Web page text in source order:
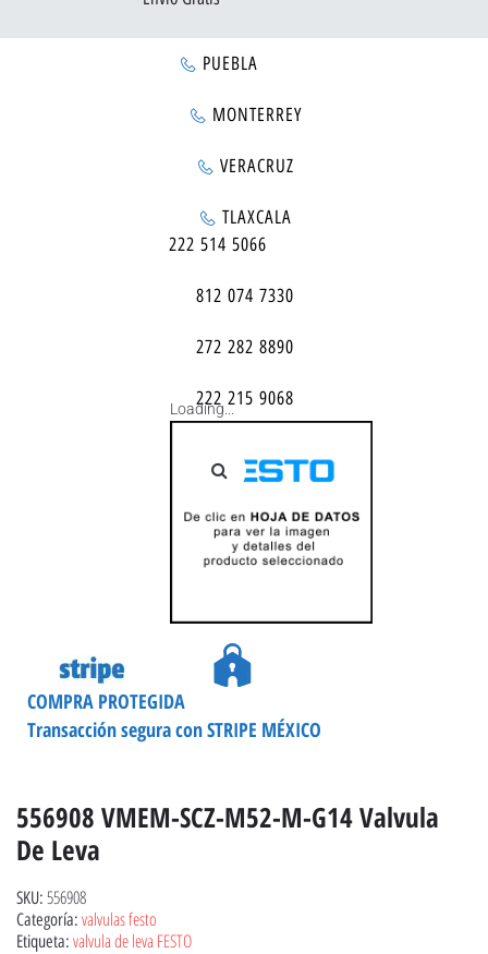
PUEBLA
MONTERREY
VERACRUZ
TLAXCALA
222 514 5066
812 074 7330
272 282 8890
222 215 9068
Loading...
Transacción segura con STRIPE MÉXICO
COMPRA PROTEGIDA
556908 VMEM-SCZ-M52-M-G14 Valvula
De Leva
SKU: 556908
Categoría: valvulas festo
Etiqueta: valvula de leva FESTO